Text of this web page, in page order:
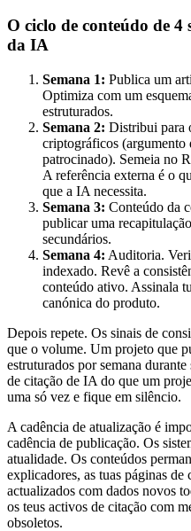
O ciclo de conteúdo de
da IA
Semana 1: Publica um
Optimiza com um
estruturados.
Semana 2: Distribui para
criptográficos (argumento
patrocinado). Semeia no
A referência externa é o
que a IA necessita.
Semana 3: Conteúdo da
publicar uma
secundários.
Semana 4: Auditoria.
indexado. Revê a
conteúdo ativo. Assinala
canónica do produto.
Depois repete. Os sinais de
que o volume. Um projeto que
estruturados por semana
de citação de IA do que um
uma só vez e fique em silêncio.
A cadência de atualização é
cadência de publicação. Os
atualidade. Os conteúdos
explicadores, as tuas páginas
actualizados com dados novos
os teus activos de citação com
obsoletos.